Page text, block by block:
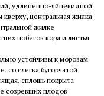
удлиненно-яйцевидной
центральная жилка
жилке
побегов кора и листья
устойчивы к морозам.
слегка бугорчатой
сплошь покрыта
созревших плодов